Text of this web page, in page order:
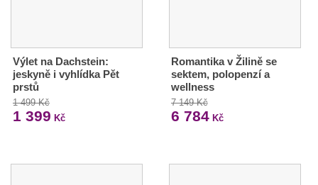
Výlet na Dachstein:
jeskyně i vyhlídka Pět
prstů
1 499 Kč
1 399 Kč
Romantika v Žilině se
sektem, polopenzí a
wellness
7 149 Kč
6 784Kč